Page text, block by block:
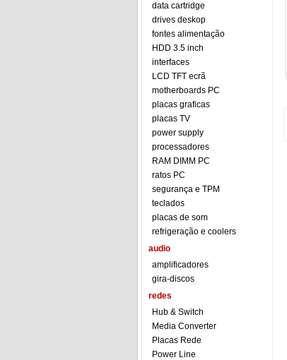
data cartridge
drives deskop
fontes alimentação
HDD 3.5 inch
interfaces
LCD TFT ecrã
motherboards PC
placas graficas
placas TV
power supply
processadores
RAM DIMM PC
ratos PC
segurança e TPM
teclados
placas de som
refrigeração e coolers
audio
amplificadores
gira-discos
redes
Hub & Switch
Media Converter
Placas Rede
Power Line